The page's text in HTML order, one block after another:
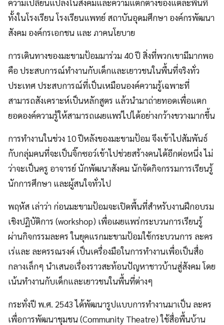
ความเปลี่ยนแปลงในสังคมและความแตกต่างของแต่ละพื้นที่
ทั้งในโรงเรียน โรงเรียนแพทย์ สถาบันอุดมศึกษา องค์กรพัฒนา
สังคม องค์กรเอกชน และ ภาคนโยบาย
การเดินทางของมะขามป้อมมาร่วม 40 ปี สิ่งที่พวกเขามีมากพอ
คือ ประสบการณ์ทำงานกับเด็กและเยาวชนในพื้นที่จริงทั่ว
ประเทศ ประสบการณ์ที่เป็นเหมือนองค์ความรู้เฉพาะที่
สามารถสังเคราะห์เป็นหลักสูตร แล้วนำมาถ่ายทอดเพื่อแตก
ยอดองค์ความรู้ให้สามารถเผยแพร่ไปได้อย่างกว้างขวางมากขึ้น
การทำงานในช่วง 10 ปีหลังของมะขามป้อม จึงเข้าไปสัมพันธ์
กับกลุ่มคนที่จะเป็นจิ๊กซอว์เข้าไปช่วยสร้างคนได้อีกต่อหนึ่ง ไม่
ว่าจะเป็นครู อาจารย์ นักพัฒนาสังคม นักจัดกิจกรรมการเรียนรู้
นักการศึกษา และผู้สนใจทั่วไป
พฤหัส เล่าว่า ก่อนมะขามป้อมจะเปิดพื้นที่สำหรับงานฝึกอบรม
เชิงปฏิบัติการ (workshop) เพื่อเผยแพร่กระบวนการเรียนรู้
ผ่านกิจกรรมละคร ในยุคแรกมะขามป้อมใช้กระบวนการ ละคร
เร่และ ละครรณรงค์ เป็นเครื่องมือในการทำงานเพื่อเป็นสื่อ
กลางเล็กๆ นำเสนอเรื่องราวสะท้อนปัญหาชาวบ้านสู่สังคม โดย
เน้นทำงานกับเด็กและเยาวชนในพื้นที่ต่างๆ
กระทั่งปี พ.ศ. 2543 ได้พัฒนารูปแบบการทำงานมาเป็น ละคร
เพื่อการพัฒนาชุมชน (Community Theatre) ใช้สื่อพื้นบ้าน